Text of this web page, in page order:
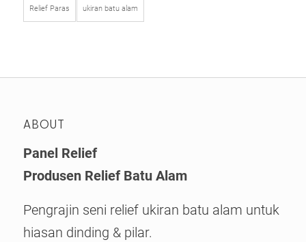
Relief Paras ukiran batu alam
ABOUT
Panel Relief
Produsen Relief Batu Alam
Pengrajin seni relief ukiran batu alam untuk
hiasan dinding & pilar.